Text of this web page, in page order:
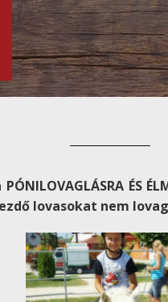
ÉS
lovasokat nem